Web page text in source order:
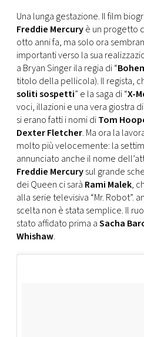
RMC
CONSIGLIA
Una lunga gestazione. Il film
Freddie Mercuryè un progetto
otto anni fa, ma solo ora
importanti verso la sua
a Bryan Singer ila regia di “
titolo della pellicola). Il regista,
soliti sospetti” e la saga di “X-
voci, illazioni e una vera giostra
si erano fatti i nomi diTom
Dexter Fletcher. Ma ora la
molto più velocemente: la
annunciato anche il nome
Freddie Mercurysul grande
dei Queen ci sarà Rami Malek,
alla serie televisiva “Mr. Robot”.
scelta non è stata semplice. Il
stato affidato prima aSacha
Whishaw.